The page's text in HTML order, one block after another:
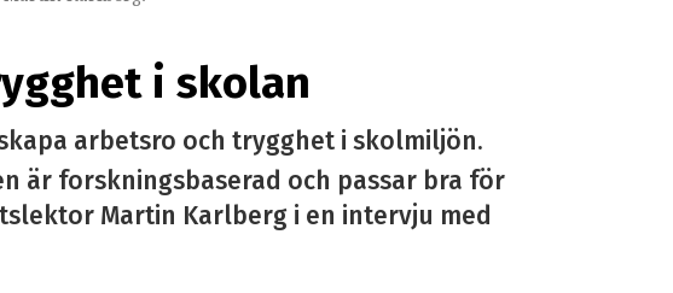
i skolan
arbetsro och trygghet i skolmiljön.
är forskningsbaserad och passar bra för
Martin Karlberg i en intervju med